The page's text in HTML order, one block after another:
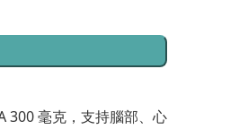
300 毫克，支持腦部、心